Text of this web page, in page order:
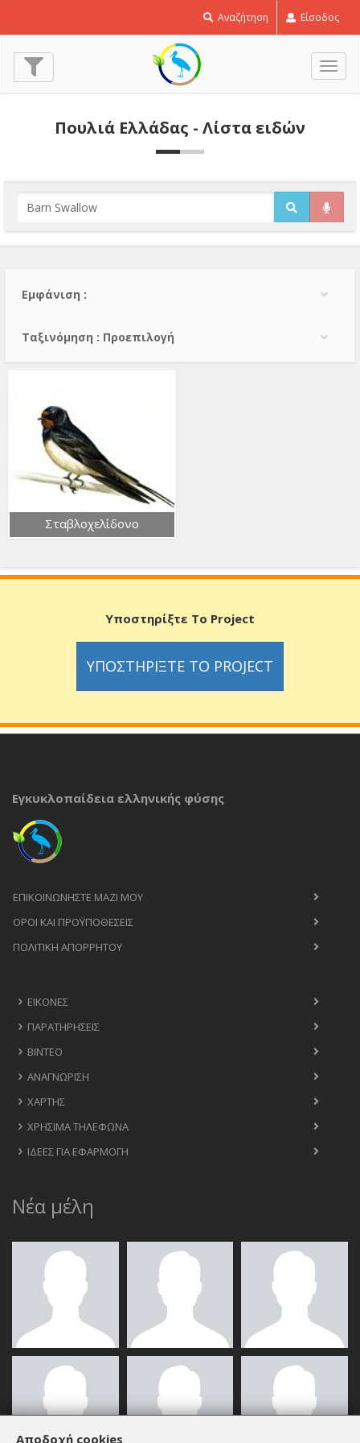
Αναζήτηση Είσοδος
Πουλιά Ελλάδας - Λίστα ειδών
Εμφάνιση :
Тαξινόμηση : Προεπιλογή
Σταβλοχελίδονο
Υποστηρίξτε Το Project
ΥΠΟΣΤΗΡΊΞΤΕ ΤΟ PROJECT
Εγκυκλοπαίδεια ελληνικής φύσης
ΕΠΙΚΟΙΝΩΝΉΣΤΕ ΜΑΖΊ ΜΟΥ
ΟΡΟΙ ΚΑΙ ΠΡΟΫΠΟΘΈΣΕΙΣ
ΠΟΛΙΤΙΚΉ ΑΠΟΡΡΉΤΟΥ
ΕΙΚΌΝΕΣ
ΠΑΡΑΤΗΡΉΣΕΙΣ
ΒΊΝΤΕΟ
ΑΝΑΓΝΏΡΙΣΗ
ΧΆΡΤΗΣ
ΧΡΉΣΙΜΑ ΤΗΛΈΦΩΝΑ
ΙΔΈΕΣ ΓΙΑ ΕΦΑΡΜΟΓΉ
Νέα μέλη
Αποδοχή cookies